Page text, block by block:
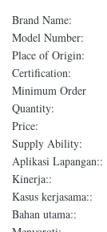
Brand Name:
Model Number:
Place of Origin:
Certification:
Minimum Order
Quantity:
Price:
Supply Ability:
Aplikasi Lapangan::
Kinerja::
Kasus kerjasama::
Bahan utama::